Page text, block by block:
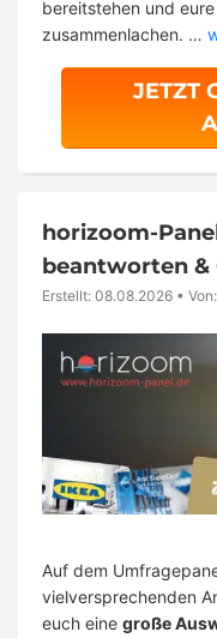
bereitstehen und
zusammenlachen. …
JETZT
horizoom-
beantworten &
Erstellt: 08.08.2026 • Von:
Auf dem
vielversprechenden
euch eine große